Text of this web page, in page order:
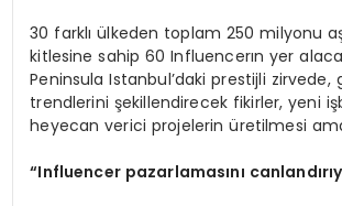
30 farklı ülkeden toplam 250 milyonu
kitlesine sahip 60 Influencerın yer
Peninsula Istanbul’daki prestijli zirvede,
trendlerini şekillendirecek fikirler, yeni
heyecan verici projelerin üretilmesi
“Influencer pazarlamasını